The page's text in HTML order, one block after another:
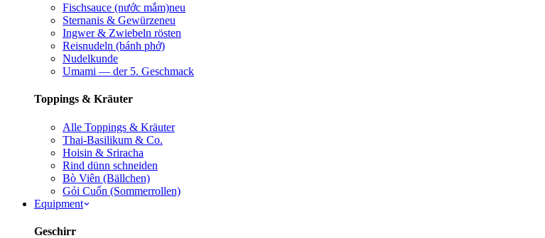
Fischsauce (nước mắm)neu
Sternanis & Gewürzeneu
Ingwer & Zwiebeln rösten
Reisnudeln (bánh phở)
Nudelkunde
Umami — der 5. Geschmack
Toppings & Kräuter
Alle Toppings & Kräuter
Thai-Basilikum & Co.
Hoisin & Sriracha
Rind dünn schneiden
Bò Viên (Bällchen)
Gỏi Cuốn (Sommerrollen)
Equipment
Geschirr